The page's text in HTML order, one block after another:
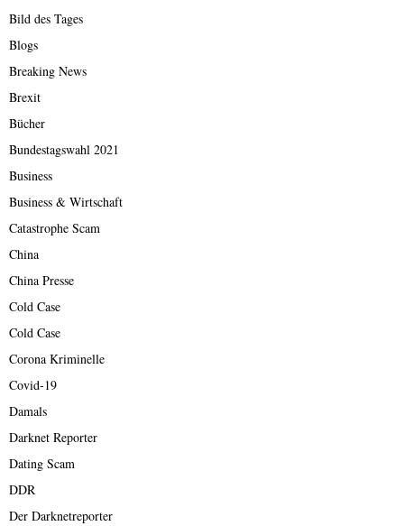
Bild des Tages
Blogs
Breaking News
Brexit
Bücher
Bundestagswahl 2021
Business
Business & Wirtschaft
Catastrophe Scam
China
China Presse
Cold Case
Cold Case
Corona Kriminelle
Covid-19
Damals
Darknet Reporter
Dating Scam
DDR
Der Darknetreporter